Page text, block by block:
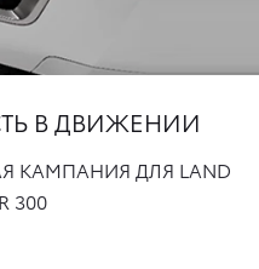
В ДВИЖЕНИИ
КАМПАНИЯ ДЛЯ LAND
300